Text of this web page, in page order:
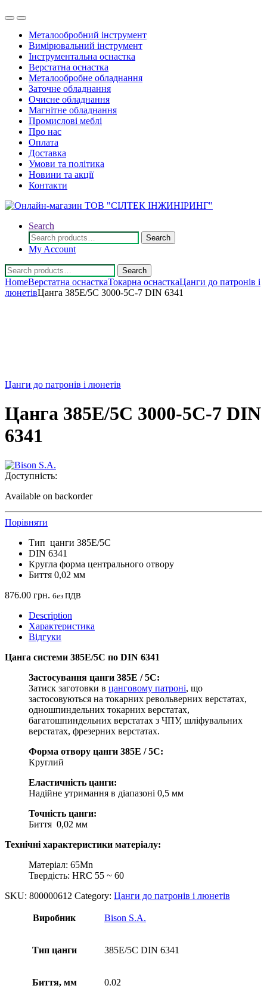
Металообробний інструмент
Вимірювальний інструмент
Інструментальна оснастка
Верстатна оснастка
Металообробне обладнання
Заточне обладнання
Очисне обладнання
Магнітне обладнання
Промислові меблі
Про нас
Оплата
Доставка
Умови та політика
Новини та акції
Контакти
Search
Search
for:
Search
My Account
Search
for:
Search
HomeВерстатна оснасткаТокарна оснасткаЦанги до патронів і
люнетівЦанга 385E/5C 3000-5C-7 DIN 6341
Цанги до патронів і люнетів
Цанга 385E/5C 3000-5C-7 DIN
6341
Доступність:
Available on backorder
Порівняти
Тип цанги 385E/5C
DIN 6341
Кругла форма центрального отвору
Биття 0,02 мм
876.00 грн. без ПДВ
Description
Характеристика
Відгуки
Цанга системи 385E/5C по DIN 6341
Застосування цанги 385E / 5C:
Затиск заготовки в цанговому патроні, що
застосовуються на токарних револьверних верстатах,
одношпиндельних токарних верстатах,
багатошпиндельних верстатах з ЧПУ, шліфувальних
верстатах, фрезерних верстатах.
Форма отвору цанги 385E / 5C:
Круглий
Еластичність цанги:
Надійне утримання в діапазоні 0,5 мм
Точність цанги:
Биття 0,02 мм
Технічні характеристики матеріалу:
Матеріал: 65Mn
Твердість: HRC 55 ~ 60
SKU: 800000612 Category: Цанги до патронів і люнетів
Виробник Bison S.A.
Тип цанги 385E/5C DIN 6341
Биття, мм 0.02